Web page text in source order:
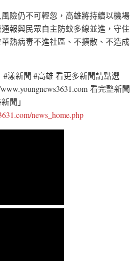
險仍不可輕忽，高雄將持續以機場
報與民眾自主防蚊多線並進，守住
熱病毒不進社區、不擴散、不造成
#漾新聞 #高雄 看更多新聞請點選
看完整新聞
聞」
news_home.php